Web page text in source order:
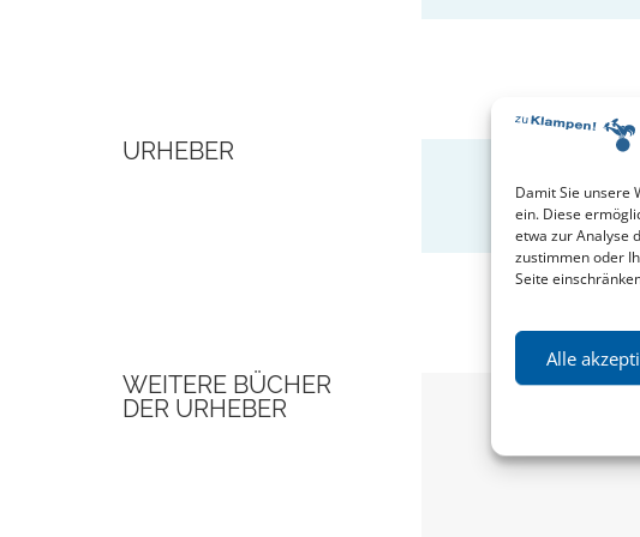
Damit Sie unsere
ein. Diese
etwa zur Analyse
zustimmen oder
Seite
Alle
URHEBER
WEITERE BÜCHER
DER URHEBER